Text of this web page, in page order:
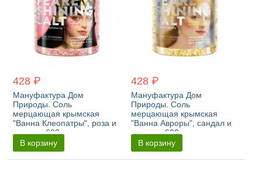
428 ₽
Мануфактура Дом
Природы. Соль
мерцающая крымская
"Ванна Клеопатры", роза и
молоко, 600 г
В корзину
428 ₽
Мануфактура Дом
Природы. Соль
мерцающая крымская
"Ванна Авроры", сандал и
жасмин, 600 г
В корзину